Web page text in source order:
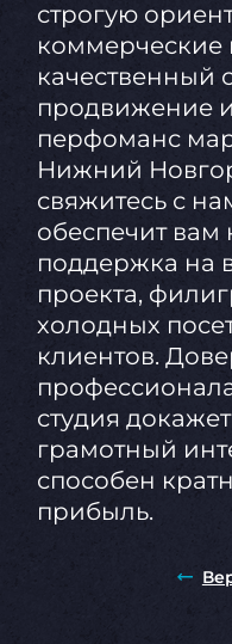
строгую
коммерческие
качественный
продвижение
перфоманс
Нижний
свяжитесь с
обеспечит
поддержка на
проекта,
холодных
клиентов.
студия
грамотный
способен
прибыль.